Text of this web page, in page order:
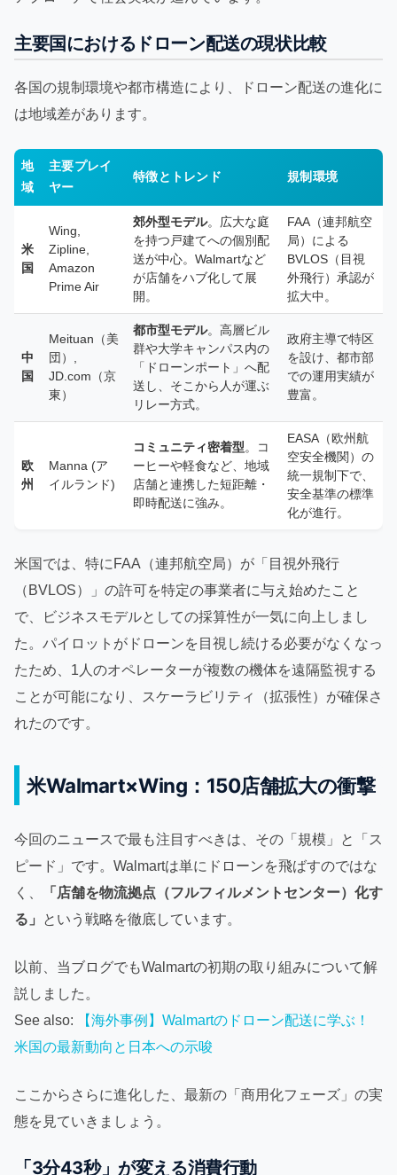
主要国におけるドローン配送の現状比較
各国の規制環境や都市構造により、ドローン配送の進化に
は地域差があります。
地
域
主要プレイ
ヤー
特徴とトレンド 規制環境
米
国
Wing,
Zipline,
Amazon
Prime Air
郊外型モデル。広大な庭
を持つ戸建てへの個別配
送が中心。Walmartなど
が店舗をハブ化して展
開。
FAA（連邦航空
局）による
BVLOS（目視
外飛行）承認が
拡大中。
中
国
Meituan（美
団）,
JD.com（京
東）
都市型モデル。高層ビル
群や大学キャンパス内の
「ドローンポート」へ配
送し、そこから人が運ぶ
リレー方式。
政府主導で特区
を設け、都市部
での運用実績が
豊富。
欧
州
Manna (ア
イルランド)
コミュニティ密着型 。コ
ーヒーや軽食など、地域
店舗と連携した短距離・
即時配送に強み。
EASA（欧州航
空安全機関）の
統一規制下で、
安全基準の標準
化が進行。
米国では、特にFAA（連邦航空局）が「目視外飛行
（BVLOS）」の許可を特定の事業者に与え始めたこと
で、ビジネスモデルとしての採算性が一気に向上しまし
た。パイロットがドローンを目視し続ける必要がなくなっ
たため、1人のオペレーターが複数の機体を遠隔監視する
ことが可能になり、スケーラビリティ（拡張性）が確保さ
れたのです。
米Walmart×Wing：150店舗拡大の衝撃
今回のニュースで最も注目すべきは、その「規模」と「ス
ピード」です。Walmartは単にドローンを飛ばすのではな
く、
「店舗を物流拠点（フルフィルメントセンター）化す
る」
という戦略を徹底しています。
以前、当ブログでもWalmartの初期の取り組みについて解
説しました。
See also:
【海外事例】Walmartのドローン配送に学ぶ！
米国の最新動向と日本への示唆
ここからさらに進化した、最新の「商用化フェーズ」の実
態を見ていきましょう。
「3分43秒」が変える消費行動